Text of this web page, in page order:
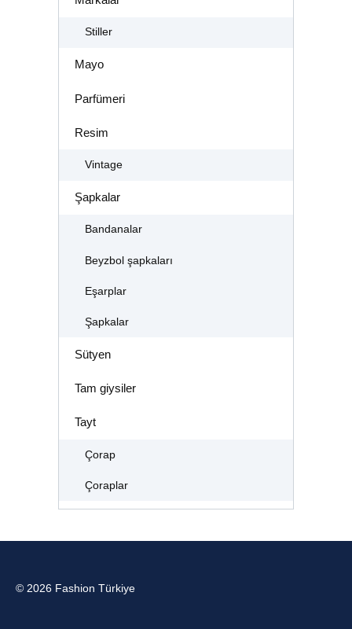
Stiller
Mayo
Parfümeri
Resim
Vintage
Şapkalar
Bandanalar
Beyzbol şapkaları
Eşarplar
Şapkalar
Sütyen
Tam giysiler
Tayt
Çorap
Çoraplar
© 2026 Fashion Türkiye